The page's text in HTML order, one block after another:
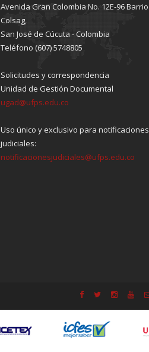
Avenida Gran Colombia No. 12E-96 Barrio
Colsag,
San José de Cúcuta - Colombia
Teléfono (607) 5748805
Solicitudes y correspondencia
Unidad de Gestión Documental
ugad@ufps.edu.co
Uso único y exclusivo para notificaciones
judiciales:
notificacionesjudiciales@ufps.edu.co